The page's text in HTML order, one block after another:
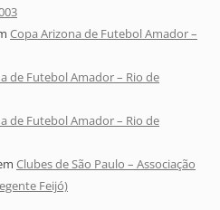
Copa Arizona de Futebol Amador –
de Futebol Amador – Rio de
de Futebol Amador – Rio de
Clubes de São Paulo – Associação
Feijó)